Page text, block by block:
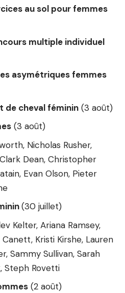
au sol pour femmes
multiple individuel
asymétriques femmes
de cheval féminin (3 août)
(3 août)
Nicholas Rusher,
Dean, Christopher
Evan Olson, Pieter
(30 juillet)
Kelter, Ariana Ramsey,
Canett, Kristi Kirshe, Lauren
Sammy Sullivan, Sarah
Steph Rovetti
(2 août)